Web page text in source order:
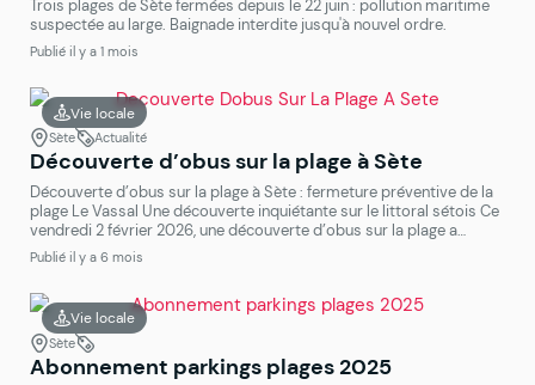
Trois plages de Sète fermées depuis le 22 juin : pollution maritime
suspectée au large. Baignade interdite jusqu'à nouvel ordre.
Publié il y a 1 mois
Vie locale
Sète Actualité
Découverte d’obus sur la plage à Sète
Découverte d’obus sur la plage à Sète : fermeture préventive de la
plage Le Vassal Une découverte inquiétante sur le littoral sétois Ce
vendredi 2 février 2026, une découverte d’obus sur la plage a
conduit la Ville de Sète à prendre des mesures immédiates de
sécurité. Des obus et résidus d’engins explosifs ont été mis […]
Publié il y a 6 mois
Vie locale
Sète
Abonnement parkings plages 2025